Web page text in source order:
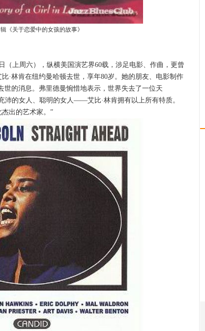
《关于恋爱中的女孩的故事》
上周六），纵横美国演艺界60载，涉足电影、作曲，更曾
·林肯在纽约曼哈顿去世，享年80岁。她的朋友、电影制作
世的消息。弗里德曼惋惜地表示，世界失去了一位天
沛的女人、聪明的女人——艾比·林肯拥有以上所有特质。
出的艺术家。”